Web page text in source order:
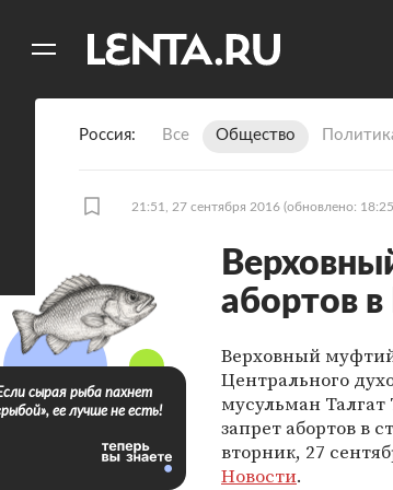
Россия Все Общество
21:51, 27 сентября 2016 (обновлено:
абортов в
Верховный
Центрального
мусульман
запрет абортов в
вторник, 27
Новости.
сырая рыба пахнет
ее лучше не есть!